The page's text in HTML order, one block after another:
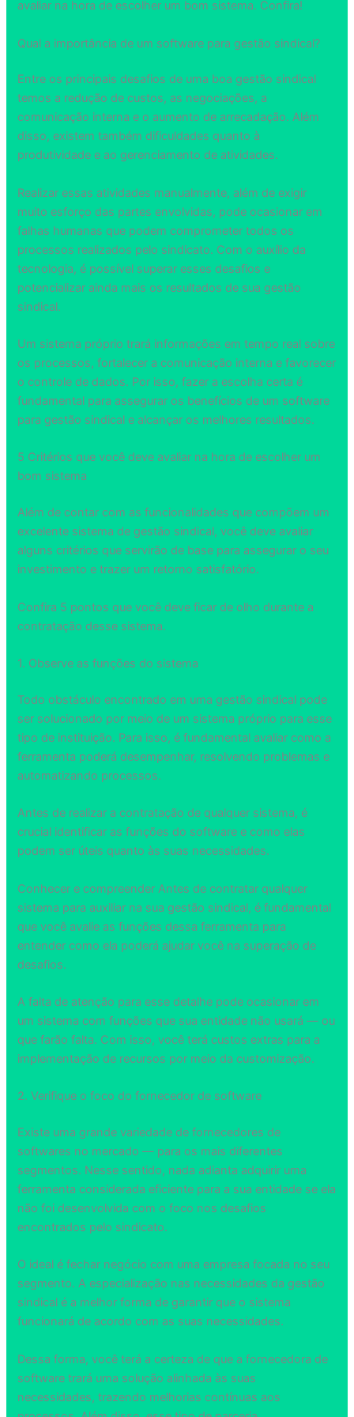
avaliar na hora de escolher um bom sistema. Confira!
Qual a importância de um software para gestão sindical?
Entre os principais desafios de uma boa gestão sindical
temos a redução de custos, as negociações, a
comunicação interna e o aumento de arrecadação. Além
disso, existem também dificuldades quanto à
produtividade e ao gerenciamento de atividades.
Realizar essas atividades manualmente, além de exigir
muito esforço das partes envolvidas, pode ocasionar em
falhas humanas que podem comprometer todos os
processos realizados pelo sindicato. Com o auxílio da
tecnologia, é possível superar esses desafios e
potencializar ainda mais os resultados de sua gestão
sindical.
Um sistema próprio trará informações em tempo real sobre
os processos, fortalecer a comunicação interna e favorecer
o controle de dados. Por isso, fazer a escolha certa é
fundamental para assegurar os benefícios de um software
para gestão sindical e alcançar os melhores resultados.
5 Critérios que você deve avaliar na hora de escolher um
bom sistema
Além de contar com as funcionalidades que compõem um
excelente sistema de gestão sindical, você deve avaliar
alguns critérios que servirão de base para assegurar o seu
investimento e trazer um retorno satisfatório.
Confira 5 pontos que você deve ficar de olho durante a
contratação desse sistema.
1. Observe as funções do sistema
Todo obstáculo encontrado em uma gestão sindical pode
ser solucionado por meio de um sistema próprio para esse
tipo de instituição. Para isso, é fundamental avaliar como a
ferramenta poderá desempenhar, resolvendo problemas e
automatizando processos.
Antes de realizar a contratação de qualquer sistema, é
crucial identificar as funções do software e como elas
podem ser úteis quanto às suas necessidades.
Conhecer e compreender Antes de contratar qualquer
sistema para auxiliar na sua gestão sindical, é fundamental
que você avalie as funções dessa ferramenta para
entender como ela poderá ajudar você na superação de
desafios.
A falta de atenção para esse detalhe pode ocasionar em
um sistema com funções que sua entidade não usará — ou
que farão falta. Com isso, você terá custos extras para a
implementação de recursos por meio da customização.
2. Verifique o foco do fornecedor de software
Existe uma grande variedade de fornecedores de
softwares no mercado — para os mais diferentes
segmentos. Nesse sentido, nada adianta adquirir uma
ferramenta considerada eficiente para a sua entidade se ela
não foi desenvolvida com o foco nos desafios
encontrados pelo sindicato.
O ideal é fechar negócio com uma empresa focada no seu
segmento. A especialização nas necessidades da gestão
sindical é a melhor forma de garantir que o sistema
funcionará de acordo com as suas necessidades.
Dessa forma, você terá a certeza de que a fornecedora de
software trará uma solução alinhada às suas
necessidades, trazendo melhorias contínuas aos